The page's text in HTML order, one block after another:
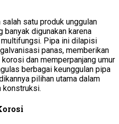
satu produk unggulan
banyak digunakan karena
Pipa ini dilapisi
panas, memberikan
dan memperpanjang umur
berbagai keunggulan pipa
pilihan utama dalam
konstruksi.